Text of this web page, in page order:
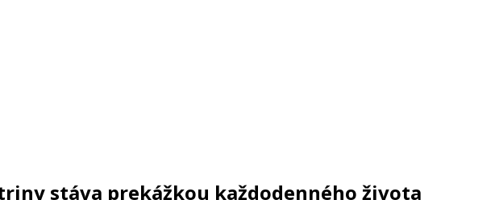
stáva prekážkou každodenného života